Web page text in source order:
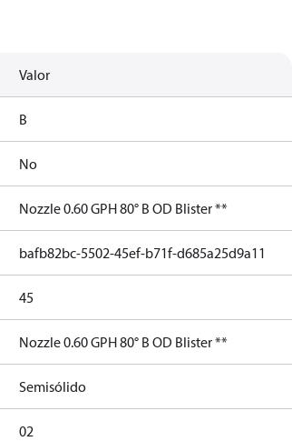
Valor
B
No
Nozzle 0.60 GPH 80° B OD Blister **
bafb82bc-5502-45ef-b71f-d685a25d9a11
45
Nozzle 0.60 GPH 80° B OD Blister **
Semisólido
02